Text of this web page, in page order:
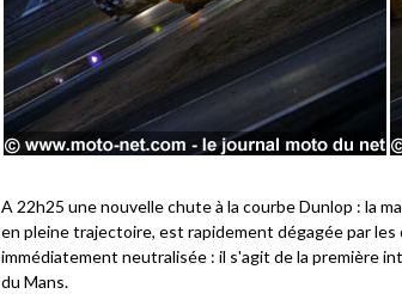
A 22h25 une nouvelle chute à la courbe Dunlop : la
en pleine trajectoire, est rapidement dégagée par les
immédiatement neutralisée : il s'agit de la première
du Mans.